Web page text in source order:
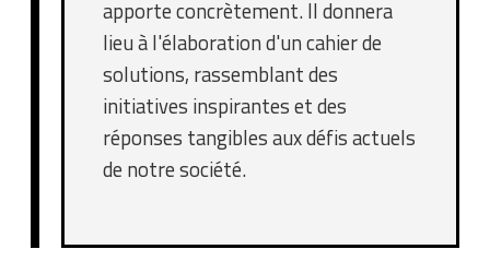
apporte concrètement. Il donnera
lieu à l'élaboration d'un cahier de
solutions, rassemblant des
initiatives inspirantes et des
réponses tangibles aux défis actuels
de notre société.